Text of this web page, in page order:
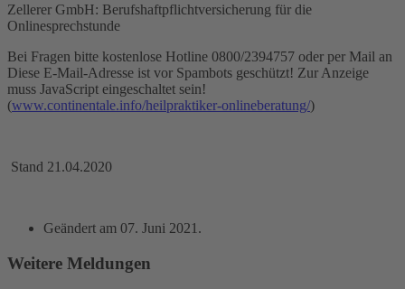
Zellerer GmbH: Berufshaftpflichtversicherung für die
Onlinesprechstunde
Bei Fragen bitte kostenlose Hotline 0800/2394757 oder per Mail an
Diese E-Mail-Adresse ist vor Spambots geschützt! Zur Anzeige
muss JavaScript eingeschaltet sein!
(www.continentale.info/heilpraktiker-onlineberatung/)
Stand 21.04.2020
Geändert am 07. Juni 2021 .
Weitere Meldungen